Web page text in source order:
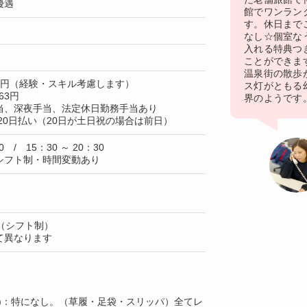
館でワンラン
す。休日まで
なし☆個室な
入れる特典つ
ことができま
温泉街の散歩
ス灯がともる
界のようです
遇
（経験・スキル考慮します）
円
、深夜手当、法定休日勤務手当あり
日払い（20日が土日祝の場合は前日）
/ 15：30 ～ 20：30
ト制・時間変動あり
フト制）
なります
特になし。（草履・足袋・スリッパ）全てレ